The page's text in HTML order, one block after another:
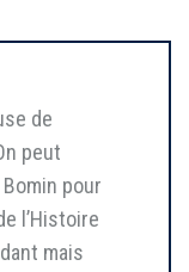
de
peut
pour
l’Histoire
mais